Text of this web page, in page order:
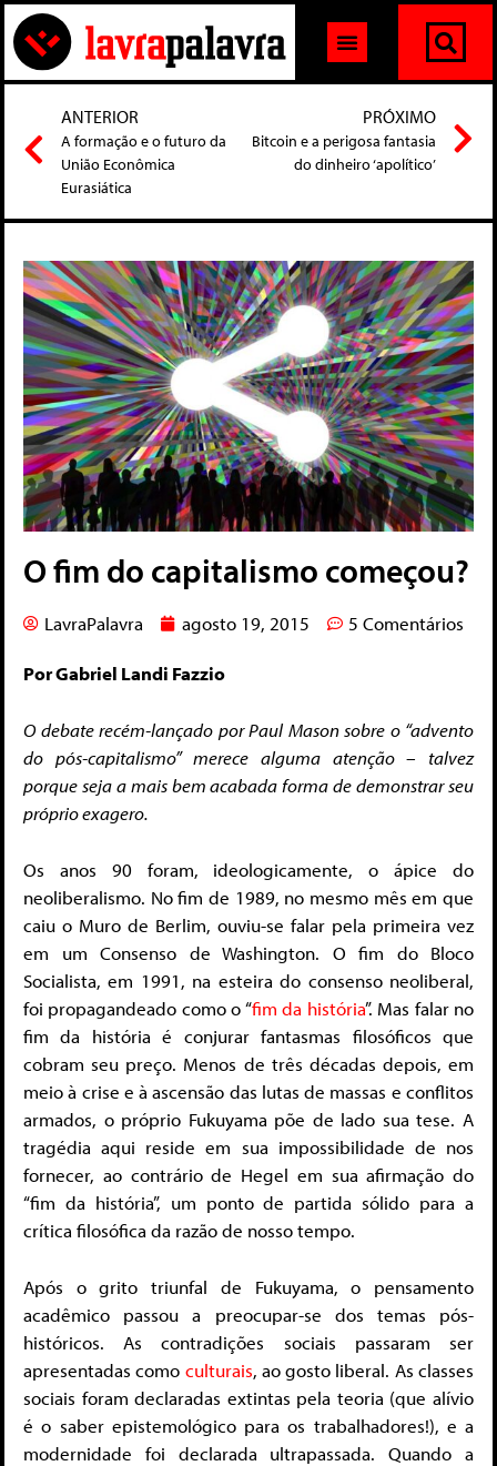
ANTERIOR
A formação e o futuro da
União Econômica
Eurasiática
PRÓXIMO
Bitcoin e a perigosa fantasia
do dinheiro ‘apolítico’
O fim do capitalismo começou?
LavraPalavra agosto 19, 2015 5 Comentários
Por Gabriel Landi Fazzio
O debate recém-lançado por Paul Mason sobre o “advento
do pós-capitalismo” merece alguma atenção – talvez
porque seja a mais bem acabada forma de demonstrar seu
próprio exagero.
Os anos 90 foram, ideologicamente, o ápice do
neoliberalismo. No fim de 1989, no mesmo mês em que
caiu o Muro de Berlim, ouviu-se falar pela primeira vez
em um Consenso de Washington. O fim do Bloco
Socialista, em 1991, na esteira do consenso neoliberal,
foi propagandeado como o “fim da história”. Mas falar no
fim da história é conjurar fantasmas filosóficos que
cobram seu preço. Menos de três décadas depois, em
meio à crise e à ascensão das lutas de massas e conflitos
armados, o próprio Fukuyama põe de lado sua tese. A
tragédia aqui reside em sua impossibilidade de nos
fornecer, ao contrário de Hegel em sua afirmação do
“fim da história”, um ponto de partida sólido para a
crítica filosófica da razão de nosso tempo.
Após o grito triunfal de Fukuyama, o pensamento
acadêmico passou a preocupar-se dos temas pós-
históricos. As contradições sociais passaram ser
apresentadas como culturais, ao gosto liberal. As classes
sociais foram declaradas extintas pela teoria (que alívio
é o saber epistemológico para os trabalhadores!), e a
modernidade foi declarada ultrapassada. Quando a